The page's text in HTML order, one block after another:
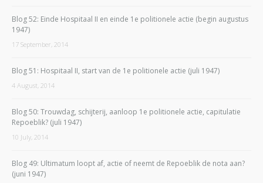
Blog 52: Einde Hospitaal II en einde 1e politionele actie (begin augustus
1947)
17 September, 2014
Blog 51: Hospitaal II, start van de 1e politionele actie (juli 1947)
4 August, 2014
Blog 50: Trouwdag, schijterij, aanloop 1e politionele actie, capitulatie
Repoeblik? (juli 1947)
10 July, 2014
Blog 49: Ultimatum loopt af, actie of neemt de Repoeblik de nota aan?
(juni 1947)